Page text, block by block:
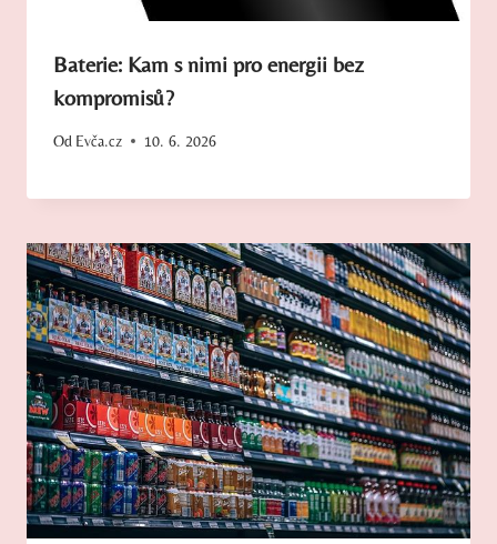
Baterie: Kam s nimi pro energii bez
kompromisů?
Od Evča.cz 10. 6. 2026